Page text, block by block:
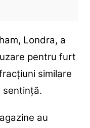
Londra, a
pentru furt
similare
sentință.
au